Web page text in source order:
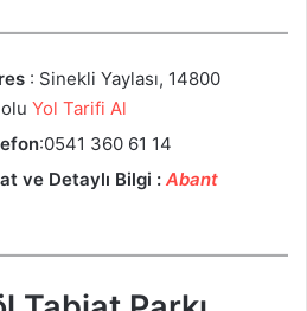
: Sinekli Yaylası, 14800
Yol Tarifi Al
:0541 360 61 14
ve Detaylı Bilgi : Abant